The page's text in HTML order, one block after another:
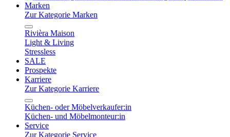
Marken
Zur Kategorie Marken
Rivièra Maison
Light & Living
Stressless
SALE
Prospekte
Karriere
Zur Kategorie Karriere
Küchen- oder Möbelverkaufer:in
Küchen- und Möbelmonteur:in
Service
Zur Kategorie Service